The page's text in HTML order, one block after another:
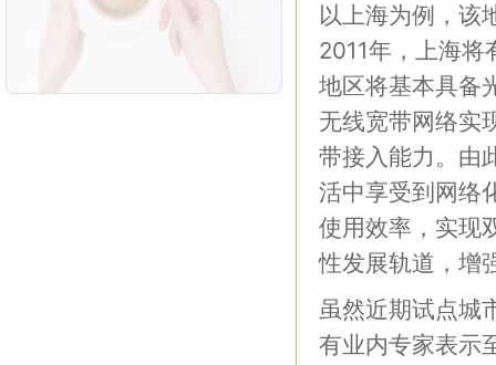
以上海为例，该
2011年，上海将
地区将基本具备
无线宽带网络实
带接入能力。由
活中享受到网络
使用效率，实现
性发展轨道，增
虽然近期试点城
有业内专家表示